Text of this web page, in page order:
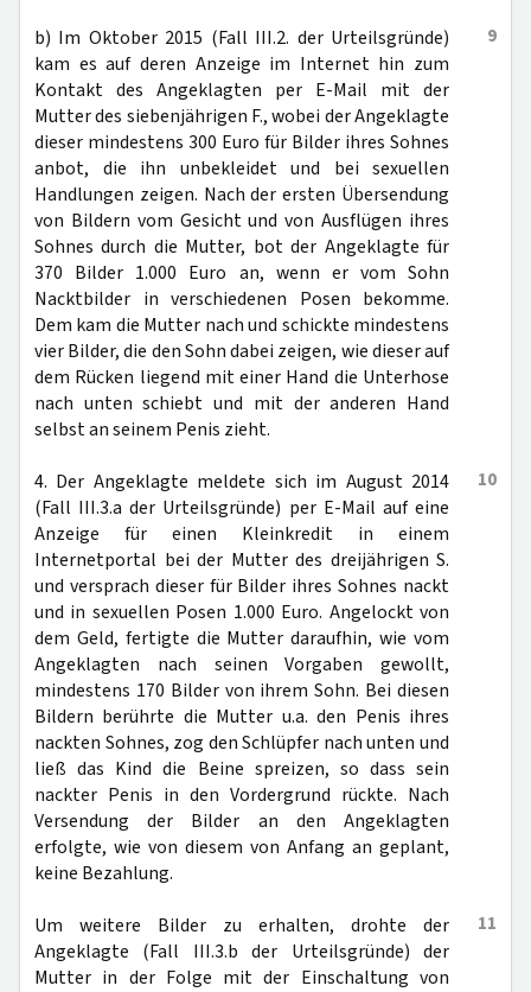
9
b) Im Oktober 2015 (Fall III.2. der Urteilsgründe)
kam es auf deren Anzeige im Internet hin zum
Kontakt des Angeklagten per E-Mail mit der
Mutter des siebenjährigen F., wobei der Angeklagte
dieser mindestens 300 Euro für Bilder ihres Sohnes
anbot, die ihn unbekleidet und bei sexuellen
Handlungen zeigen. Nach der ersten Übersendung
von Bildern vom Gesicht und von Ausflügen ihres
Sohnes durch die Mutter, bot der Angeklagte für
370 Bilder 1.000 Euro an, wenn er vom Sohn
Nacktbilder in verschiedenen Posen bekomme.
Dem kam die Mutter nach und schickte mindestens
vier Bilder, die den Sohn dabei zeigen, wie dieser auf
dem Rücken liegend mit einer Hand die Unterhose
nach unten schiebt und mit der anderen Hand
selbst an seinem Penis zieht.
10
4. Der Angeklagte meldete sich im August 2014
(Fall III.3.a der Urteilsgründe) per E-Mail auf eine
Anzeige für einen Kleinkredit in einem
Internetportal bei der Mutter des dreijährigen S.
und versprach dieser für Bilder ihres Sohnes nackt
und in sexuellen Posen 1.000 Euro. Angelockt von
dem Geld, fertigte die Mutter daraufhin, wie vom
Angeklagten nach seinen Vorgaben gewollt,
mindestens 170 Bilder von ihrem Sohn. Bei diesen
Bildern berührte die Mutter u.a. den Penis ihres
nackten Sohnes, zog den Schlüpfer nach unten und
ließ das Kind die Beine spreizen, so dass sein
nackter Penis in den Vordergrund rückte. Nach
Versendung der Bilder an den Angeklagten
erfolgte, wie von diesem von Anfang an geplant,
keine Bezahlung.
11
Um weitere Bilder zu erhalten, drohte der
Angeklagte (Fall III.3.b der Urteilsgründe) der
Mutter in der Folge mit der Einschaltung von